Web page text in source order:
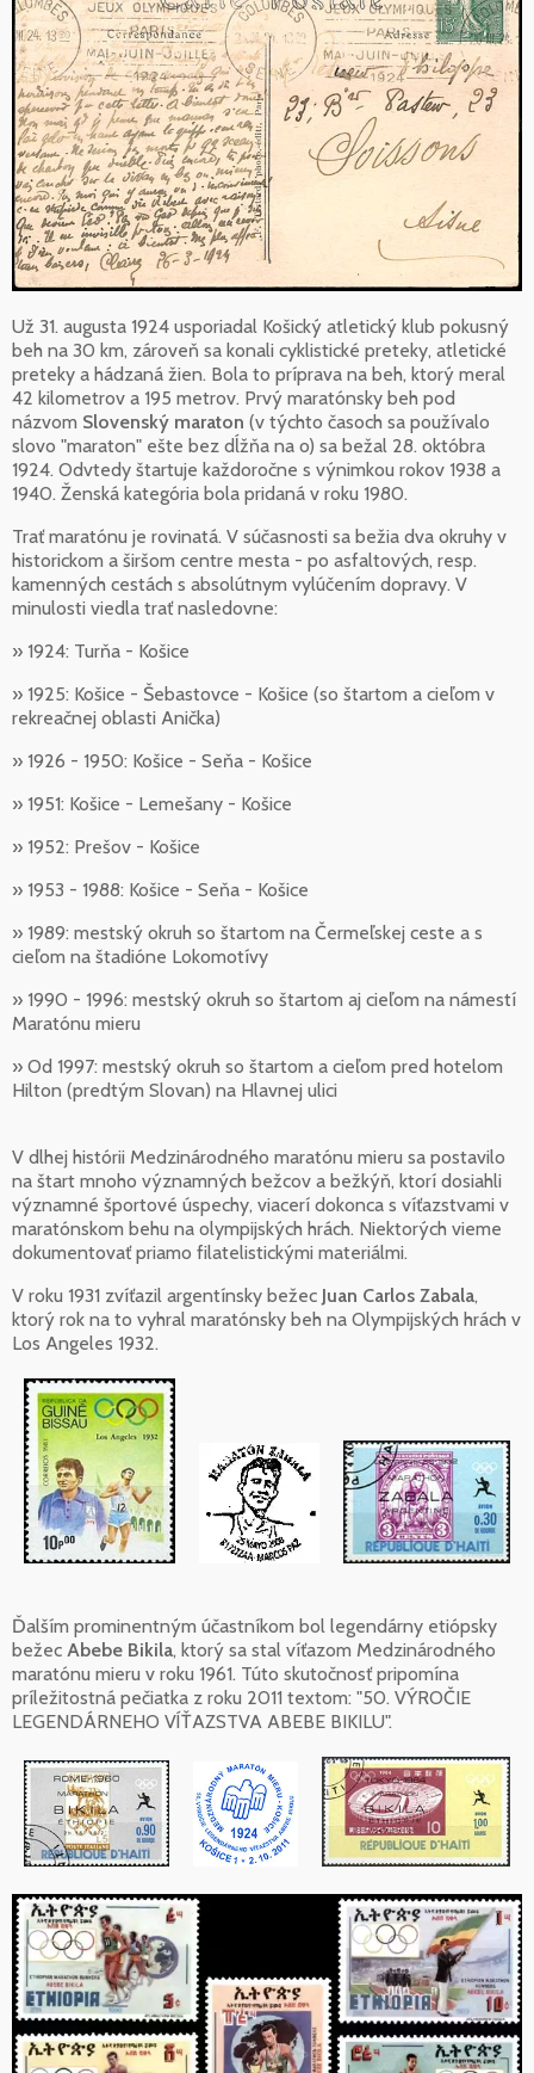
Už 31. augusta 1924 usporiadal Košický atletický klub pokusný
beh na 30 km, zároveň sa konali cyklistické preteky, atletické
preteky a hádzaná žien. Bola to príprava na beh, ktorý meral
42 kilometrov a 195 metrov. Prvý maratónsky beh pod
názvom Slovenský maraton (v týchto časoch sa používalo
slovo "maraton" ešte bez dĺžňa na o) sa bežal 28. októbra
1924. Odvtedy štartuje každoročne s výnimkou rokov 1938 a
1940. Ženská kategória bola pridaná v roku 1980.
Trať maratónu je rovinatá. V súčasnosti sa bežia dva okruhy v
historickom a širšom centre mesta - po asfaltových, resp.
kamenných cestách s absolútnym vylúčením dopravy. V
minulosti viedla trať nasledovne:
» 1924: Turňa - Košice
» 1925: Košice - Šebastovce - Košice (so štartom a cieľom v
rekreačnej oblasti Anička)
» 1926 - 1950: Košice - Seňa - Košice
» 1951: Košice - Lemešany - Košice
» 1952: Prešov - Košice
» 1953 - 1988: Košice - Seňa - Košice
» 1989: mestský okruh so štartom na Čermeľskej ceste a s
cieľom na štadióne Lokomotívy
» 1990 - 1996: mestský okruh so štartom aj cieľom na námestí
Maratónu mieru
» Od 1997: mestský okruh so štartom a cieľom pred hotelom
Hilton (predtým Slovan) na Hlavnej ulici
V dlhej histórii Medzinárodného maratónu mieru sa postavilo
na štart mnoho významných bežcov a bežkýň, ktorí dosiahli
významné športové úspechy, viacerí dokonca s víťazstvami v
maratónskom behu na olympijských hrách. Niektorých vieme
dokumentovať priamo filatelistickými materiálmi.
V roku 1931 zvíťazil argentínsky bežec Juan Carlos Zabala,
ktorý rok na to vyhral maratónsky beh na Olympijských hrách v
Los Angeles 1932.
Ďalším prominentným účastníkom bol legendárny etiópsky
bežec Abebe Bikila, ktorý sa stal víťazom Medzinárodného
maratónu mieru v roku 1961. Túto skutočnosť pripomína
príležitostná pečiatka z roku 2011 textom: "50. VÝROČIE
LEGENDÁRNEHO VÍŤAZSTVA ABEBE BIKILU".